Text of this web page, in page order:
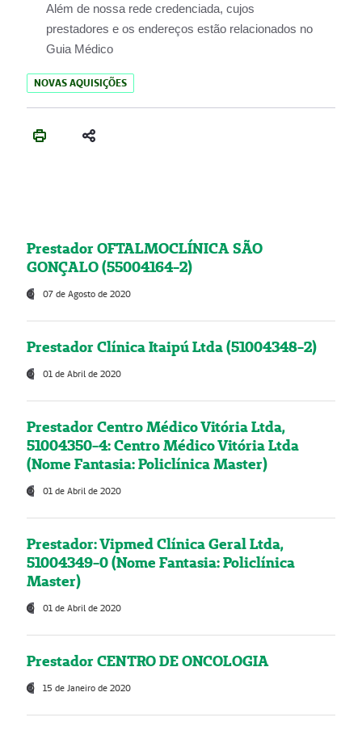
Além de nossa rede credenciada, cujos
prestadores e os endereços estão relacionados no
Guia Médico
NOVAS AQUISIÇÕES
Prestador OFTALMOCLÍNICA SÃO
GONÇALO (55004164-2)
07 de Agosto de 2020
Prestador Clínica Itaipú Ltda (51004348-2)
01 de Abril de 2020
Prestador Centro Médico Vitória Ltda,
51004350-4: Centro Médico Vitória Ltda
(Nome Fantasia: Policlínica Master)
01 de Abril de 2020
Prestador: Vipmed Clínica Geral Ltda,
51004349-0 (Nome Fantasia: Policlínica
Master)
01 de Abril de 2020
Prestador CENTRO DE ONCOLOGIA
15 de Janeiro de 2020